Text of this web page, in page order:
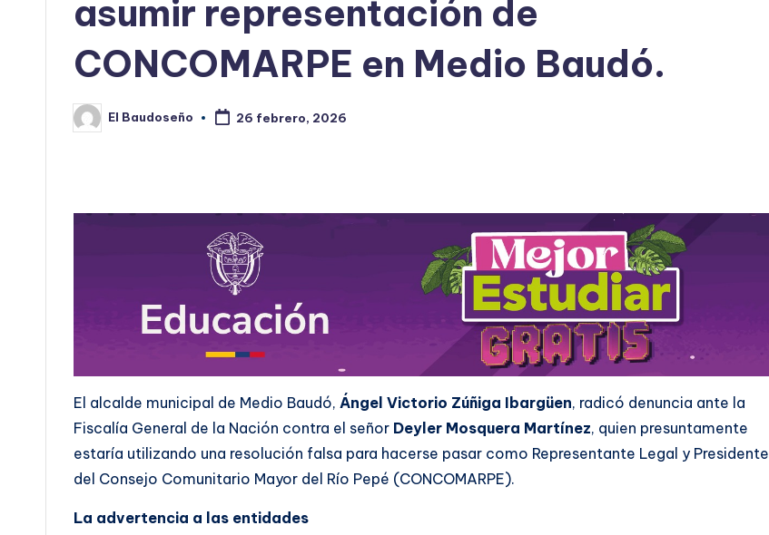
asumir representación de
CONCOMARPE en Medio Baudó.
Publicado
por
El Baudoseño 26 febrero, 2026
El alcalde municipal de Medio Baudó, Ángel Victorio Zúñiga Ibargüen, radicó denuncia ante la
Fiscalía General de la Nación contra el señor Deyler Mosquera Martínez, quien presuntamente
estaría utilizando una resolución falsa para hacerse pasar como Representante Legal y Presidente
del Consejo Comunitario Mayor del Río Pepé (CONCOMARPE).
La advertencia a las entidades